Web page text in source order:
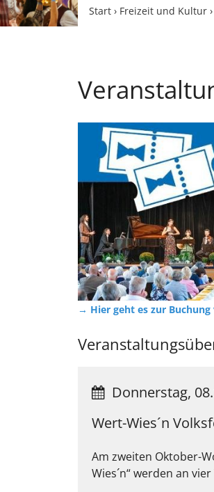
Start › Freizeit und Kultur ›
→ Hier geht es zur
Donnerstag,
Wert-Wies´n
Am zweiten Oktober-
Wies´n“ werden an